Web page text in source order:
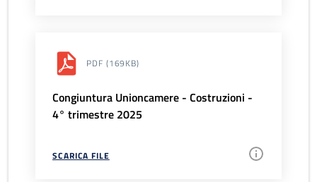
PDF (169KB)
Congiuntura Unioncamere - Costruzioni -
4° trimestre 2025
SCARICA FILE